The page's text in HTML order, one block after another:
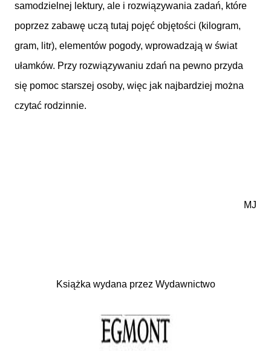
samodzielnej lektury, ale i rozwiązywania zadań, które
poprzez zabawę uczą tutaj pojęć objętości (kilogram,
gram, litr), elementów pogody, wprowadzają w świat
ułamków. Przy rozwiązywaniu zdań na pewno przyda
się pomoc starszej osoby, więc jak najbardziej można
czytać rodzinnie.
MJ
Książka wydana przez Wydawnictwo